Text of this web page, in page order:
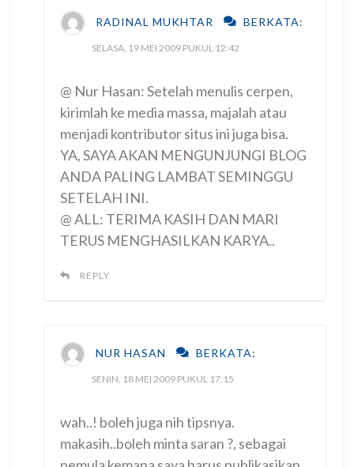
RADINAL MUKHTAR BERKATA:
SELASA, 19 MEI 2009 PUKUL 12:42
@ Nur Hasan: Setelah menulis cerpen,
kirimlah ke media massa, majalah atau
menjadi kontributor situs ini juga bisa.
YA, SAYA AKAN MENGUNJUNGI BLOG
ANDA PALING LAMBAT SEMINGGU
SETELAH INI.
@ ALL: TERIMA KASIH DAN MARI
TERUS MENGHASILKAN KARYA..
REPLY
NUR HASAN BERKATA:
SENIN, 18 MEI 2009 PUKUL 17:15
wah..! boleh juga nih tipsnya.
makasih..boleh minta saran ?, sebagai